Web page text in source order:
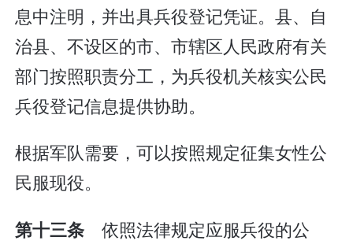
息中注明，并出具兵役登记凭证。县、自
治县、不设区的市、市辖区人民政府有关
部门按照职责分工，为兵役机关核实公民
兵役登记信息提供协助。
根据军队需要，可以按照规定征集女性公
民服现役。
第十三条 依照法律规定应服兵役的公